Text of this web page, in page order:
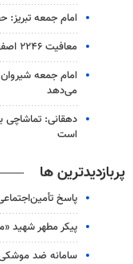
امام جمعه
معافیت ۲۲۴۶ اصفهانی از اهدای خون به دلیل سابقه حجامت
امام جمعه
می‌دهد
دهقانی: تماشاچی
است
پربازدیدترین ها
پاسخ
پیکر مطهر شهید
سامانه ضد موشکی